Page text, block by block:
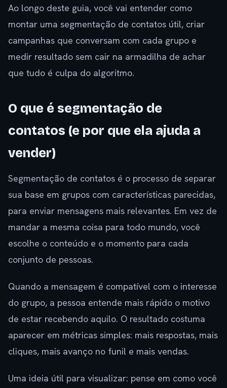
Ao longo deste guia, você vai entender como
montar uma segmentação de contatos útil, criar
campanhas que conversam com cada grupo e
medir resultado sem cair na armadilha de achar
que tudo é culpa do algoritmo.
O que é segmentação de
contatos (e por que ela ajuda a
vender)
Segmentação de contatos é o processo de separar
sua base em grupos com características parecidas,
para enviar mensagens mais relevantes. Em vez de
mandar a mesma coisa para todo mundo, você
escolhe o conteúdo e o momento para cada
conjunto de pessoas.
Quando a mensagem é compatível com o interesse
do grupo, a pessoa entende mais rápido o motivo
de estar recebendo aquilo. O resultado costuma
aparecer em métricas simples: mais respostas, mais
cliques, mais avanço no funil e mais vendas.
Uma ideia útil para visualizar: pense em como você